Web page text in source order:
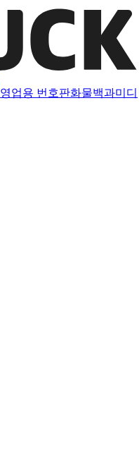
영업용 번호판화물백과미디